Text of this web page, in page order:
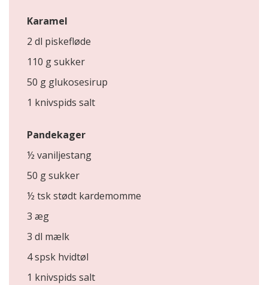
Karamel
2 dl piskefløde
110 g sukker
50 g glukosesirup
1 knivspids salt
Pandekager
½ vaniljestang
50 g sukker
½ tsk stødt kardemomme
3 æg
3 dl mælk
4 spsk hvidtøl
1 knivspids salt